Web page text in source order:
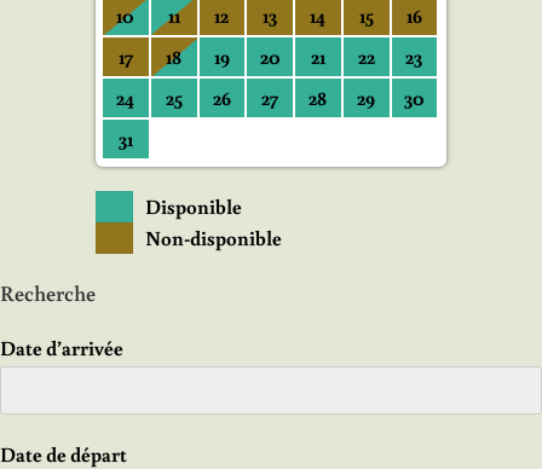
10
11 12 13 14 15
16
17
18 19 20 21 22
23
24
25 26 27 28 29
30
31
Disponible
Non-disponible
Recherche
Date d’arrivée
Date de départ